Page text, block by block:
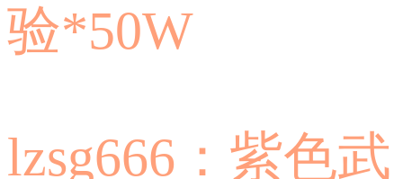
验*50W
lzsg666：紫色武